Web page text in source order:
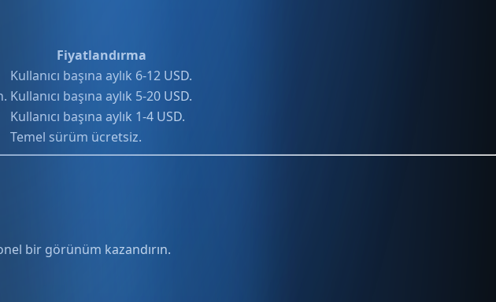
Fiyatlandırma
Kullanıcı başına aylık 6-12 USD.
Kullanıcı başına aylık 5-20 USD.
Kullanıcı başına aylık 1-4 USD.
Temel sürüm ücretsiz.
bir görünüm kazandırın.